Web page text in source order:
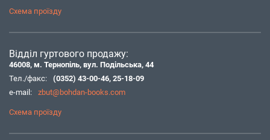
Схема проїзду
Відділ гуртового продажу:
46008, м. Тернопіль, вул. Подільська, 44
Тел./факс:
(0352) 43-00-46, 25-18-09
e-mail:
zbut@bohdan-books.com
Схема проїзду